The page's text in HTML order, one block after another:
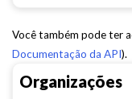
Organizações
Você também pode ter
Documentação da API).